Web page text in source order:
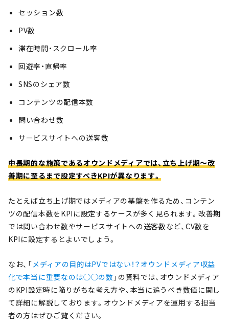
セッション数
PV数
滞在時間・スクロール率
回遊率・直帰率
SNSのシェア数
コンテンツの配信本数
問い合わせ数
サービスサイトへの送客数
中長期的な施策であるオウンドメディアでは、立ち上げ期～改
善期に至るまで設定すべきKPIが異なります。
たとえば立ち上げ期ではメディアの基盤を作るため、コンテン
ツの配信本数をKPIに設定するケースが多く見られます。改善期
では問い合わせ数やサービスサイトへの送客数など、CV数を
KPIに設定するとよいでしょう。
なお、「 メディアの目的はPVではない！？オウンドメディア収益
化で本当に重要なのは◯◯の数 」の資料では、オウンドメディア
のKPI設定時に陥りがちな考え方や、本当に追うべき数値に関し
て詳細に解説しております。オウンドメディアを運用する担当
者の方はぜひご覧ください。